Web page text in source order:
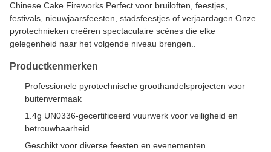
Chinese Cake Fireworks Perfect voor bruiloften, feestjes,
festivals, nieuwjaarsfeesten, stadsfeestjes of verjaardagen.Onze
pyrotechnieken creëren spectaculaire scènes die elke
gelegenheid naar het volgende niveau brengen..
Productkenmerken
Professionele pyrotechnische groothandelsprojecten voor
buitenvermaak
1.4g UN0336-gecertificeerd vuurwerk voor veiligheid en
betrouwbaarheid
Geschikt voor diverse feesten en evenementen